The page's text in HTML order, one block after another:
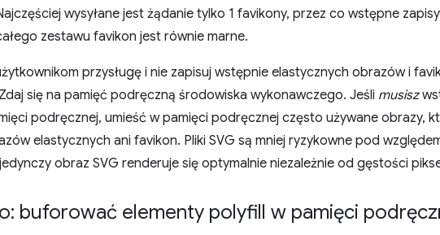
wysyłane jest żądanie tylko 1 favikony, przez co wstępne
zestawu favikon jest równie marne.
przysługę i nie zapisuj wstępnie elastycznych obrazów i
się na pamięć podręczną środowiska wykonawczego. Jeśli musisz
podręcznej, umieść w pamięci podręcznej często używane obrazy,
elastycznych ani favikon. Pliki SVG są mniej ryzykowne pod
obraz SVG renderuje się optymalnie niezależnie od gęstości
buforować elementy polyfill w pamięci